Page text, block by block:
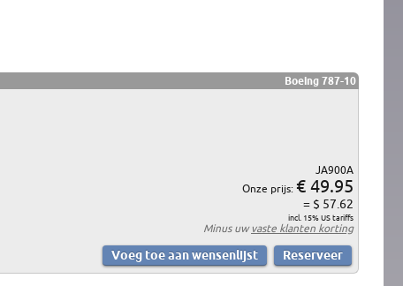
Boeing 787-10
JA900A
Onze prijs: € 49.95
= $ 57.62
incl. 15% US tariffs
Minus uwvaste klanten korting